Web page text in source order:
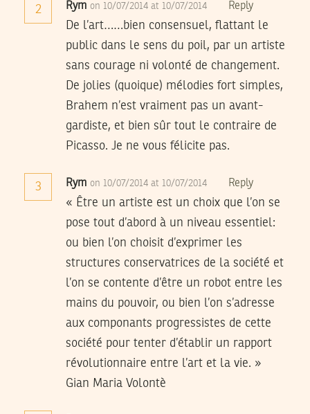
2 Rym on 10/07/2014 at 10/07/2014 Reply
De l’art……bien consensuel, flattant le
public dans le sens du poil, par un artiste
sans courage ni volonté de changement.
De jolies (quoique) mélodies fort simples,
Brahem n’est vraiment pas un avant-
gardiste, et bien sûr tout le contraire de
Picasso. Je ne vous félicite pas.
3 Rym on 10/07/2014 at 10/07/2014 Reply
« Être un artiste est un choix que l’on se
pose tout d’abord à un niveau essentiel:
ou bien l’on choisit d’exprimer les
structures conservatrices de la société et
l’on se contente d’être un robot entre les
mains du pouvoir, ou bien l’on s’adresse
aux componants progressistes de cette
société pour tenter d’établir un rapport
révolutionnaire entre l’art et la vie. »
Gian Maria Volontè